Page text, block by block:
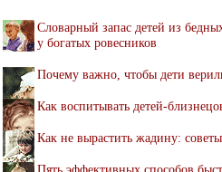
Словарный запас детей из
у богатых ровесников
Почему важно, чтобы дети
Как воспитывать детей-
Как не вырастить жадину:
Пять эффективных способов